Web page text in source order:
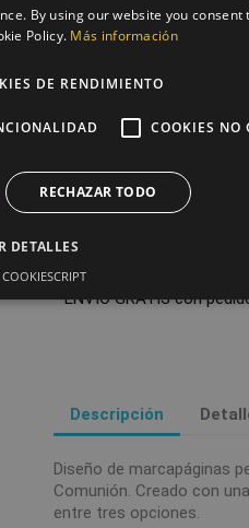
 Preparación entre 5 y 7
La cantidad mínima en el
PAGO SEGURO con
ENTREGA 24/48H tras
ENVÍO GRATIS con
Descripción
Diseño de marcapáginas
Comunión. Creado con
entre tres opciones.
By using our website you consent
Policy. Más información
DE RENDIMIENTO
COOKIES NO
RECHAZAR TODO
DETALLES